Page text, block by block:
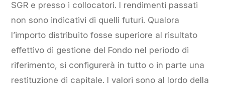
SGR e presso i collocatori. I rendimenti passati
non sono indicativi di quelli futuri. Qualora
l’importo distribuito fosse superiore al risultato
effettivo di gestione del Fondo nel periodo di
riferimento, si configurerà in tutto o in parte una
restituzione di capitale. I valori sono al lordo della